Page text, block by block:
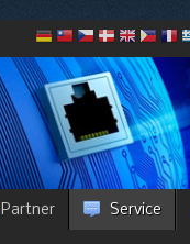
Partner Service